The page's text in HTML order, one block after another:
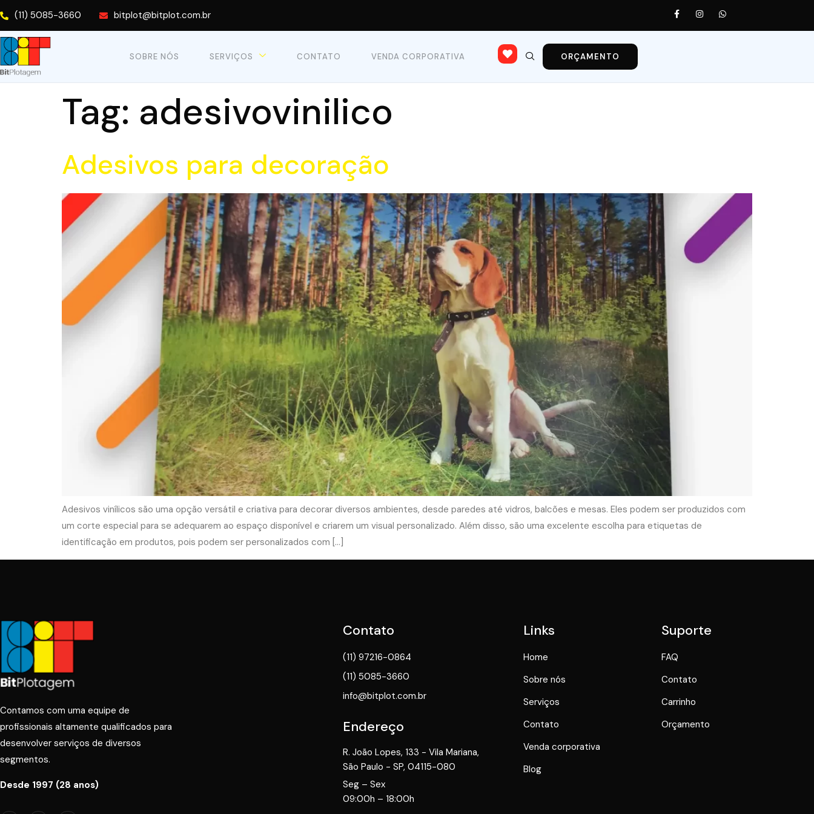
(11) 5085-3660 bitplot@bitplot.com.br
SOBRE NÓS SERVIÇOS CONTATO VENDA CORPORATIVA ORÇAMENTO
Tag: adesivovinilico
Adesivos para decoração
Adesivos vinílicos são uma opção versátil e criativa para decorar diversos ambientes, desde paredes até vidros, balcões e mesas. Eles podem ser produzidos com
um corte especial para se adequarem ao espaço disponível e criarem um visual personalizado. Além disso, são uma excelente escolha para etiquetas de
identificação em produtos, pois podem ser personalizados com […]
Contamos com uma equipe de
profissionais altamente qualificados para
desenvolver serviços de diversos
segmentos.
Desde 1997 (28 anos)
Contato
(11) 97216-0864
(11) 5085-3660
info@bitplot.com.br
Endereço
R. João Lopes, 133 - Vila Mariana,
São Paulo - SP, 04115-080
Seg – Sex
09:00h – 18:00h
Links
Home
Sobre nós
Serviços
Contato
Venda corporativa
Blog
Suporte
FAQ
Contato
Carrinho
Orçamento